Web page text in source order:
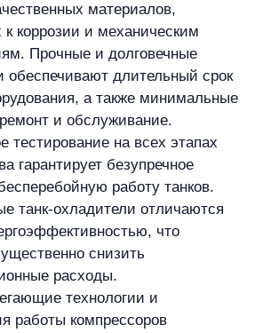
материалов,
к коррозии и механическим
Прочные и долговечные
обеспечивают длительный срок
а также минимальные
и обслуживание.
тестирование на всех этапах
гарантирует безупречное
работу танков.
танк-охладители отличаются
что
снизить
расходы.
технологии и
работы компрессоров